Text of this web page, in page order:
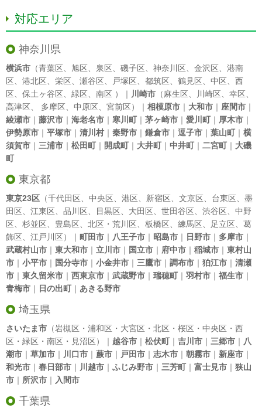
対応エリア
神奈川県
横浜市 （青葉区 旭区 泉区 磯子区 神奈川区 金沢区
港南
区
港北区 栄区 瀬谷区 戸塚区 都筑区 鶴見区 中区
西
区
保土ヶ谷区 緑区 南区 ）｜ 川崎市 （麻生区 川崎区 幸区
高津区
多摩区 中原区 宮前区）｜ 相模原市 ｜ 大和市 ｜ 座間市 ｜
綾瀬市 ｜ 藤沢市 ｜ 海老名市 ｜ 寒川町｜ 茅ヶ崎市 ｜ 愛川町｜ 厚木市 ｜
伊勢原市 ｜ 平塚市 ｜ 清川村｜ 秦野市 ｜ 鎌倉市 ｜ 逗子市 ｜ 葉山町｜ 横
須賀市 ｜ 三浦市 ｜ 松田町｜ 開成町｜ 大井町｜ 中井町｜ 二宮町｜ 大磯
町
東京都
東京23区 （千代田区 中央区 港区 新宿区 文京区 台東区
墨
田区
江東区 品川区 目黒区 大田区 世田谷区 渋谷区
中野
区
杉並区 豊島区 北区 ・ 荒川区 板橋区 練馬区 足立区
葛
飾区
江戸川区）｜ 町田市 ｜ 八王子市 ｜ 昭島市 ｜ 日野市 ｜ 多摩市 ｜
武蔵村山市 ｜ 東大和市 ｜ 立川市 ｜ 国立市 ｜ 府中市 ｜ 稲城市 ｜ 東村山
市 ｜ 小平市 ｜ 国分寺市 ｜ 小金井市 ｜ 三鷹市 ｜ 調布市 ｜ 狛江市 ｜ 清瀬
市 ｜ 東久留米市 ｜ 西東京市 ｜ 武蔵野市 ｜ 瑞穂町｜ 羽村市 ｜ 福生市 ｜
青梅市 ｜ 日の出町｜ あきる野市
埼玉県
さいたま市 （岩槻区・浦和区・大宮区・北区・桜区・中央区・西
区・緑区・南区・見沼区）｜ 越谷市 ｜ 松伏町｜ 吉川市 ｜ 三郷市 ｜ 八
潮市 ｜ 草加市 ｜ 川口市 ｜ 蕨市 ｜ 戸田市 ｜ 志木市 ｜ 朝霧市 ｜ 新座市 ｜
和光市 ｜ 春日部市 ｜ 川越市 ｜ ふじみ野市 ｜ 三芳町｜ 富士見市 ｜ 狭山
市 ｜ 所沢市 ｜ 入間市
千葉県